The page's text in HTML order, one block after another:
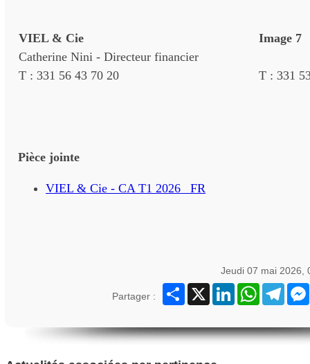
VIEL & Cie
Catherine Nini - Directeur financier
T : 331 56 43 70 20
Image 7
T : 331
Pièce jointe
VIEL & Cie - CA T1 2026 _FR
Jeudi 07 mai 2026,
Partager :
Partager
X LinkedInWhatsApp